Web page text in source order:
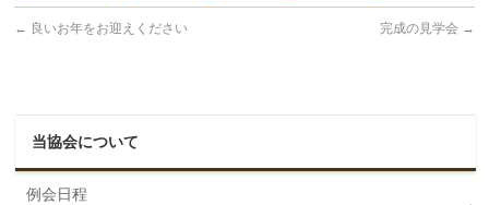
← 良いお年をお迎えください 完成の見学会 →
当協会について
例会日程